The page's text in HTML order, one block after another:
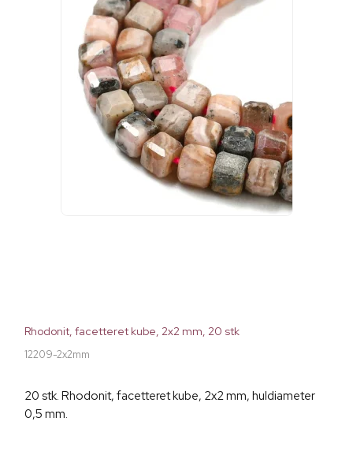
Rhodonit, facetteret kube, 2x2 mm, 20 stk
12209-2x2mm
20 stk. Rhodonit, facetteret kube, 2x2 mm, huldiameter
0,5 mm.